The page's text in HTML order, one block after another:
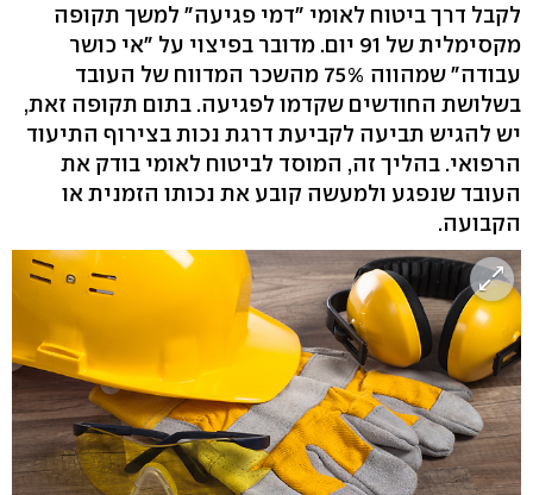
לקבל דרך ביטוח לאומי "דמי פגיעה" למשך תקופה
מקסימלית של 91 יום. מדובר בפיצוי על "אי כושר
עבודה" שמהווה 75% מהשכר המדווח של העובד
בשלושת החודשים שקדמו לפגיעה. בתום תקופה זאת,
יש להגיש תביעה לקביעת דרגת נכות בצירוף התיעוד
הרפואי. בהליך זה, המוסד לביטוח לאומי בודק את
העובד שנפגע ולמעשה קובע את נכותו הזמנית או
הקבועה.